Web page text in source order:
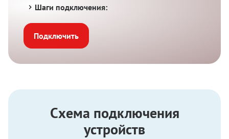
Шаги подключения:
Подключить
Схема подключения
устройств